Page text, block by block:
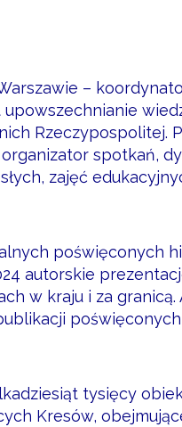
–
Rzeczypospolitej.
spotkań,
zajęć
poświęconych
autorskie
w kraju i za granicą.
tysięcy
Kresów,